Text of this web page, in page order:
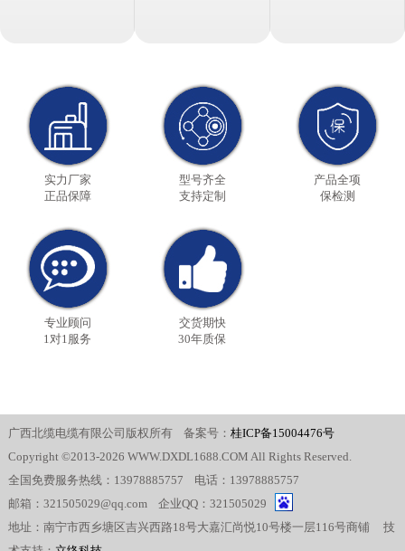
实力厂家
正品保障
型号齐全
支持定制
产品全项
保检测
专业顾问
1对1服务
交货期快
30年质保
广西北缆电缆有限公司版权所有 备案号： 桂ICP备15004476号
Copyright ©2013-2026 WWW.DXDL1688.COM All Rights Reserved.
全国免费服务热线：13978885757 电话：13978885757
邮箱：321505029@qq.com 企业QQ：321505029
地址：南宁市西乡塘区吉兴西路18号大嘉汇尚悦10号楼一层116号商铺 技